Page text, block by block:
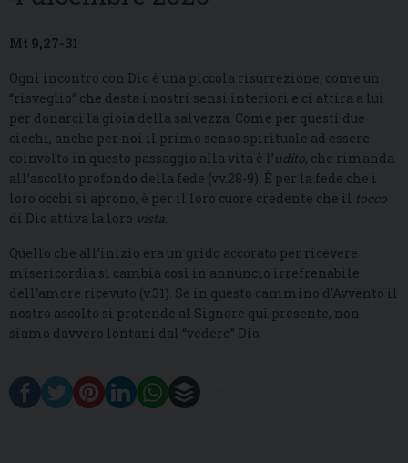
Mt 9,27-31
Ogni incontro con Dio è una piccola risurrezione, come un
“risveglio” che desta i nostri sensi interiori e ci attira a lui
per donarci la gioia della salvezza. Come per questi due
ciechi, anche per noi il primo senso spirituale ad essere
coinvolto in questo passaggio alla vita è l’udito, che rimanda
all’ascolto profondo della fede (vv.28-9). È per la fede che i
loro occhi si aprono, è per il loro cuore credente che il tocco
di Dio attiva la loro vista.
Quello che all’inizio era un grido accorato per ricevere
misericordia si cambia così in annuncio irrefrenabile
dell’amore ricevuto (v.31). Se in questo cammino d’Avvento il
nostro ascolto si protende al Signore qui presente, non
siamo davvero lontani dal “vedere” Dio.